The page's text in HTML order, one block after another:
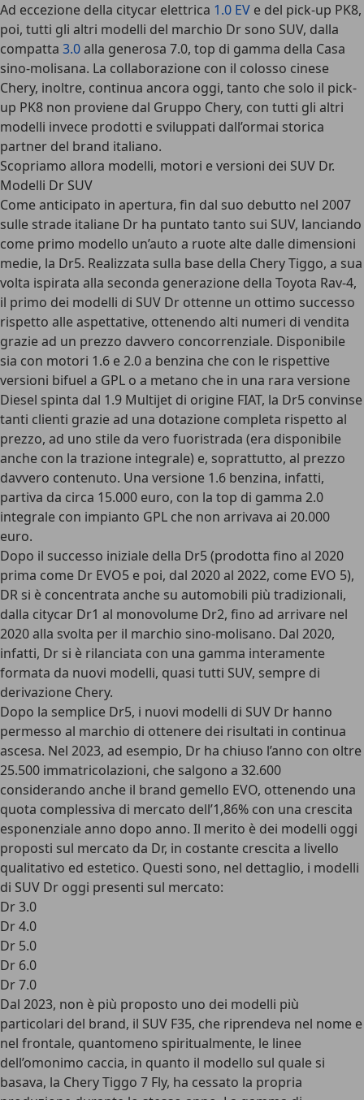
Ad eccezione della citycar elettrica 1.0 EV e del pick-up PK8,
poi, tutti gli altri modelli del marchio Dr sono SUV, dalla
compatta 3.0alla generosa 7.0, top di gamma della Casa
sino-molisana. La collaborazione con il colosso cinese
Chery, inoltre, continua ancora oggi, tanto che solo il pick-
up PK8 non proviene dal Gruppo Chery, con tutti gli altri
modelli invece prodotti e sviluppati dall’ormai storica
partner del brand italiano.
Scopriamo allora modelli, motori e versioni dei SUV Dr.
Modelli Dr SUV
Come anticipato in apertura, fin dal suo debutto nel 2007
sulle strade italiane Dr ha puntato tanto sui SUV, lanciando
come primo modello un’auto a ruote alte dalle dimensioni
medie, la Dr5. Realizzata sulla base della Chery Tiggo, a sua
volta ispirata alla seconda generazione della Toyota Rav-4,
il primo dei modelli di SUV Dr ottenne un ottimo successo
rispetto alle aspettative, ottenendo alti numeri di vendita
grazie ad un prezzo davvero concorrenziale. Disponibile
sia con motori 1.6 e 2.0 a benzina che con le rispettive
versioni bifuel a GPL o a metano che in una rara versione
Diesel spinta dal 1.9 Multijet di origine FIAT, la Dr5 convinse
tanti clienti grazie ad una dotazione completa rispetto al
prezzo, ad uno stile da vero fuoristrada (era disponibile
anche con la trazione integrale) e, soprattutto, al prezzo
davvero contenuto. Una versione 1.6 benzina, infatti,
partiva da circa 15.000 euro, con la top di gamma 2.0
integrale con impianto GPL che non arrivava ai 20.000
euro.
Dopo il successo iniziale della Dr5 (prodotta fino al 2020
prima come Dr EVO5 e poi, dal 2020 al 2022, come EVO 5),
DR si è concentrata anche su automobili più tradizionali,
dalla citycar Dr1 al monovolume Dr2, fino ad arrivare nel
2020 alla svolta per il marchio sino-molisano. Dal 2020,
infatti, Dr si è rilanciata con una gamma interamente
formata da nuovi modelli, quasi tutti SUV, sempre di
derivazione Chery.
Dopo la semplice Dr5, i nuovi modelli di SUV Dr hanno
permesso al marchio di ottenere dei risultati in continua
ascesa. Nel 2023, ad esempio, Dr ha chiuso l’anno con oltre
25.500 immatricolazioni, che salgono a 32.600
considerando anche il brand gemello EVO, ottenendo una
quota complessiva di mercato dell’1,86% con una crescita
esponenziale anno dopo anno. Il merito è dei modelli oggi
proposti sul mercato da Dr, in costante crescita a livello
qualitativo ed estetico. Questi sono, nel dettaglio, i modelli
di SUV Dr oggi presenti sul mercato:
Dr 3.0
Dr 4.0
Dr 5.0
Dr 6.0
Dr 7.0
Dal 2023, non è più proposto uno dei modelli più
particolari del brand, il SUV F35, che riprendeva nel nome e
nel frontale, quantomeno spiritualmente, le linee
dell’omonimo caccia, in quanto il modello sul quale si
basava, la Chery Tiggo 7 Fly, ha cessato la propria